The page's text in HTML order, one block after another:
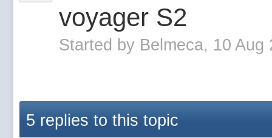
voyager S2
Started by Belmeca, 10 Aug
5 replies to this topic